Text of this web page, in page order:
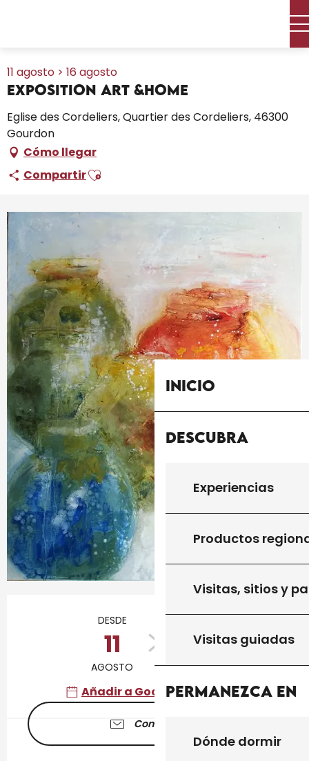
Inicio
Descubra
Experiencias
Productos
Visitas, sitios y
Visitas guiadas
Permanezca en
Dónde dormir
11 agosto > 16 agosto
Exposition Art &Home
Eglise des Cordeliers, Quartier des Cordeliers, 46300
Gourdon
Cómo llegar
CompartirAjouter aux favoris
DESDE
11
AGOSTO
16
AGOSTO
Añadir a Google Calendar
Contáctenos